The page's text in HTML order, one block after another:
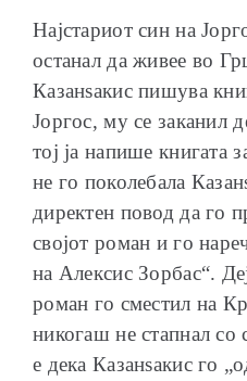
Најстариот син на
останал да живее во
Казанѕакис пишува
Јоргос, му се заканил
тој ја напише книгата
не го поколебала
директен повод да го
својот роман и го
на Алексис Зорбас“.
роман го сместил на
никогаш не стапнал со
е дека Казанѕакис го